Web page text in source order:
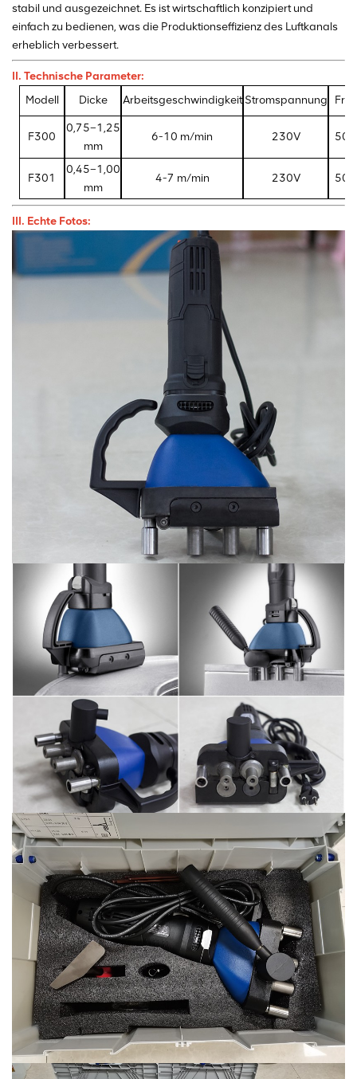
stabil und ausgezeichnet. Es ist wirtschaftlich konzipiert und
einfach zu bedienen, was die Produktionseffizienz des Luftkanals
erheblich verbessert.
II. Technische Parameter:
Modell
Dicke Arbeitsgeschwindigkeit Stromspannung
F300
0,75–1,25
mm
6-10 m/min 230V 50/
F301
0,45–1,00
mm
4-7 m/min 230V 50/
III. Echte Fotos: